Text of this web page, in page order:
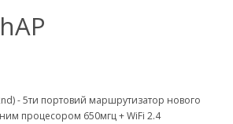
- 5ти портовий маршрутизатор нового
процесором 650мгц + WiFi 2.4